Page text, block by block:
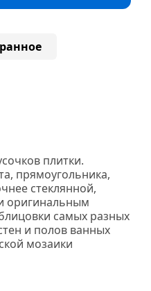
плитки.
прямоугольника,
стеклянной,
оригинальным
самых разных
и полов ванных
мозаики